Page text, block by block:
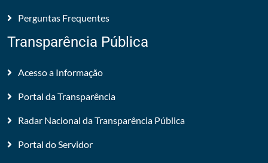
Perguntas Frequentes
Transparência Pública
Acesso a Informação
Portal da Transparência
Radar Nacional da Transparência Pública
Portal do Servidor